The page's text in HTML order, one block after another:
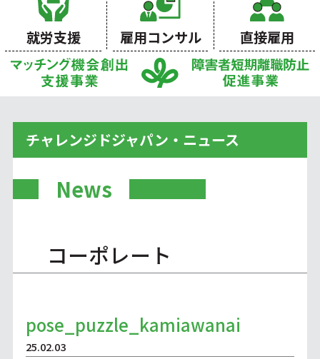
就労支援 雇用コンサル 直接雇用
チャレンジドジャパン・ニュース
News
コーポレート
pose_puzzle_kamiawanai
25.02.03